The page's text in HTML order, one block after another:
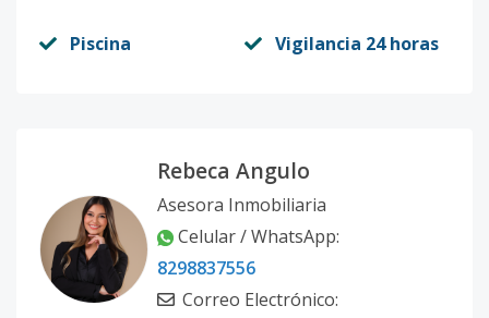
Piscina Vigilancia 24 horas
Rebeca Angulo
Asesora Inmobiliaria
Celular / WhatsApp:
8298837556
Correo Electrónico: